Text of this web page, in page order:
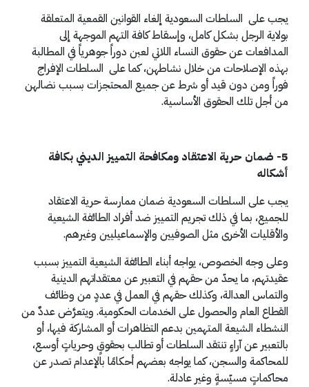
يجب على السلطات السعودية إلغاء القوانين القمعية المتعلقة
بولاية الرجل بشكل كامل، وإسقاط كافة التهم الموجهة إلى
المدافعات عن حقوق النساء اللاتي لعبن دوراً جوهرياً في المطالبة
بهذه الإصلاحات من خلال نشاطهن، كما على السلطات الإفراج
فوراً ومن دون قيد أو شرط عن جميع المحتجزات بسبب نضالهن
من أجل تلك الحقوق الأساسية.
5- ضمان حرية الاعتقاد ومكافحة التمييز الديني بكافة
أشكاله
يجب على السلطات السعودية ضمان ممارسة حرية الاعتقاد
للجميع، بما في ذلك تجريم التمييز ضد أفراد الطائفة الشيعية
والأقليات الأخرى مثل الصوفيين والإسماعيليين وغيرهم.
وعلى وجه الخصوص، يواجه أبناء الطائفة الشيعية التمييز بسبب
عقيدتهم، ما يحدّ من حقهم في التعبير عن معتقداتهم الدينية
والتماس العدالة، وكذلك حقهم في العمل في عددٍ من وظائف
القطاع العام والحصول على الخدمات الحكومية. ويتعرَّض عددٌ من
النشطاء الشيعة المتهمين بدعم التظاهرات أو المشاركة فيها، أو
بالتعبير عن آراءٍ تنتقد السلطات أو تطالب بحقوقٍ وحرياتٍ أوسع،
للمحاكمة والسجن، كما يواجه بعضهم أحكامًا بالإعدام تصدر عن
محاكماتٍ مسيّسةٍ وغير عادلة.